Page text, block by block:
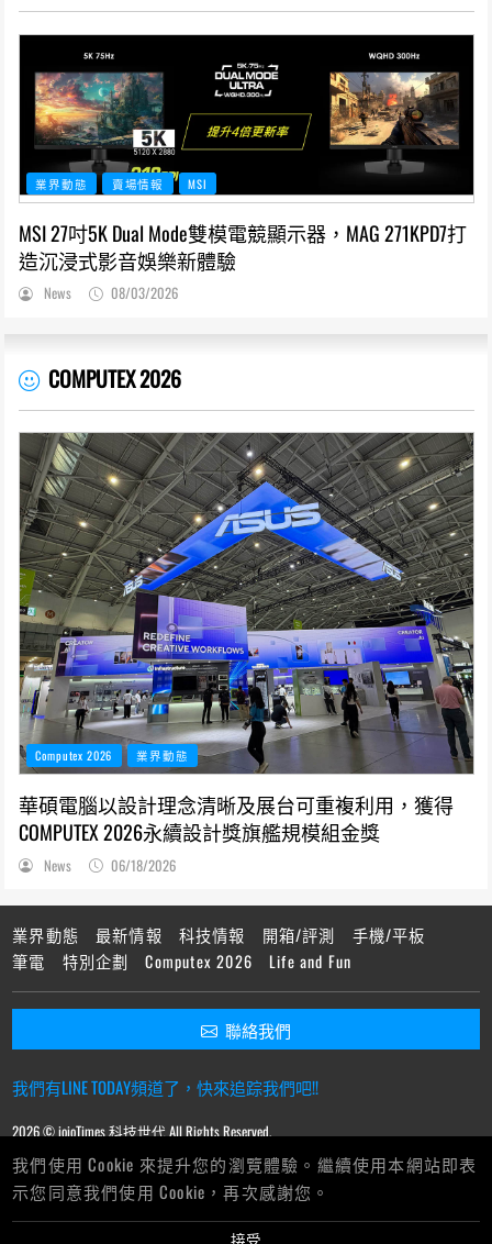
業界動態 賣場情報 MSI
MSI 27吋5K Dual Mode雙模電競顯示器，MAG 271KPD7打
造沉浸式影音娛樂新體驗
News 08/03/2026
COMPUTEX 2026
Computex 2026 業界動態
華碩電腦以設計理念清晰及展台可重複利用，獲得
COMPUTEX 2026永續設計獎旗艦規模組金獎
News 06/18/2026
業界動態 最新情報 科技情報 開箱/評測
手機/平板
筆電
特別企劃 Computex 2026 Life and Fun
聯絡我們
我們有LINE TODAY頻道了，快來追踪我們吧!!
2026 © ioioTimes 科技世代 All Rights Reserved.
我們使用 Cookie 來提升您的瀏覽體驗。繼續使用本網站即表
示您同意我們使用 Cookie，再次感謝您。